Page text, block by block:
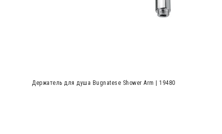
Держатель для душа Bugnatese Shower Arm | 19480